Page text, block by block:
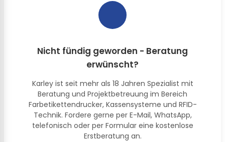
Nicht fündig geworden - Beratung
erwünscht?
Karley ist seit mehr als 18 Jahren Spezialist mit
Beratung und Projektbetreuung im Bereich
Farbetikettendrucker, Kassensysteme und RFID-
Technik. Fordere gerne per E-Mail, WhatsApp,
telefonisch oder per Formular eine kostenlose
Erstberatung an.